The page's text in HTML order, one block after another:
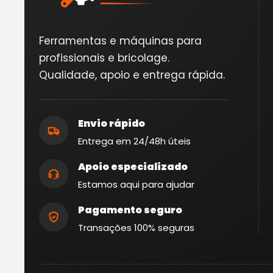
Ferramentas e máquinas para
profissionais e bricolage.
Qualidade, apoio e entrega rápida.
Envio rápido
Entrega em 24/48h úteis
Apoio especializado
Estamos aqui para ajudar
Pagamento seguro
Transações 100% seguras